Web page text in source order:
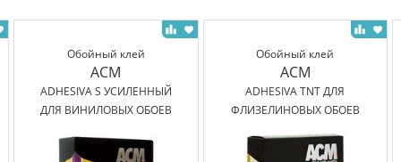
Обойный клей
ACM
ADHESIVA S УСИЛЕННЫЙ
ДЛЯ ВИНИЛОВЫХ ОБОЕВ
Обойный клей
ACM
ADHESIVA TNT ДЛЯ
ФЛИЗЕЛИНОВЫХ ОБОЕВ